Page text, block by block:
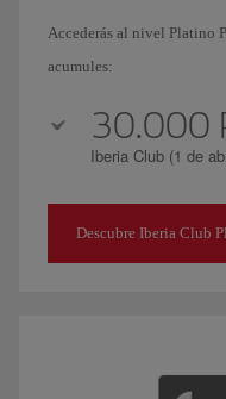
Accederás al nivel Platino
acumules:
30.000
Iberia Club (1 de
Descubre Iberia Club